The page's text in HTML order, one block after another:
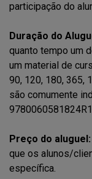
participação do
Duração do
quanto tempo um
um material de
90, 120, 180, 365,
são comumente
Preço do aluguel:
que os alunos/
específica.